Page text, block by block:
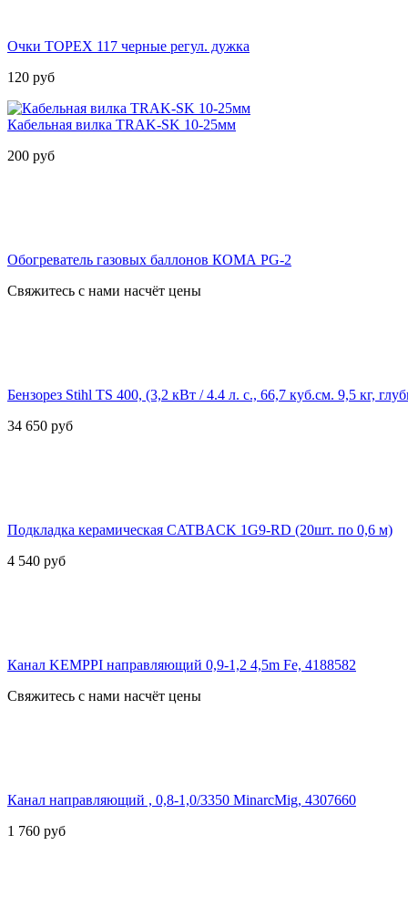
Очки TOPEX 117 черные регул. дужка
120 руб
Кабельная вилка TRAK-SK 10-25мм
200 руб
Обогреватель газовых баллонов КОМА PG-2
Свяжитесь с нами насчёт цены
Бензорез Stihl TS 400, (3,2 кВт / 4.4 л. с., 66,7 куб.см. 9,5 кг,
34 650 руб
Подкладка керамическая CATBACK 1G9-RD (20шт. по 0,6 м)
4 540 руб
Канал KEMPPI направляющий 0,9-1,2 4,5m Fe, 4188582
Свяжитесь с нами насчёт цены
Канал направляющий , 0,8-1,0/3350 MinarcMig, 4307660
1 760 руб